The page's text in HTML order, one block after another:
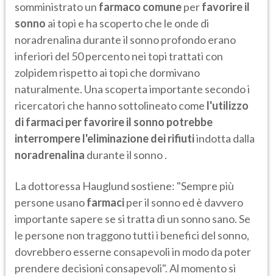
somministrato un farmaco comuneperfavorire il
sonno ai topi e ha scoperto che le onde di
noradrenalina durante il sonno profondo erano
inferiori del 50 percento nei topi trattati con
zolpidem rispetto ai topi che dormivano
naturalmente. Una scoperta importante secondo i
ricercatori che hanno sottolineato come l'utilizzo
di farmaci per favorire il sonno potrebbe
interrompere l'eliminazione dei rifiutiindotta dalla
noradrenalina durante il sonno .
La dottoressa Hauglund sostiene: "Sempre più
persone usanofarmaciper il sonno ed è davvero
importante sapere se si tratta di un sonno sano. Se
le persone non traggono tutti i benefici del sonno,
dovrebbero esserne consapevoli in modo da poter
prendere decisioni consapevoli". Al momento si